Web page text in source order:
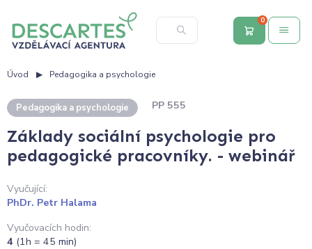
0
Úvod Pedagogika a psychologie
Pedagogika a psychologie PP 555
Základy sociální psychologie pro
pedagogické pracovníky. - webinář
Vyučující:
PhDr. Petr Halama
Vyučovacích hodin:
4 (1h = 45 min)